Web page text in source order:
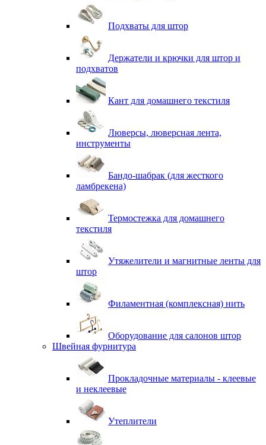
Подхваты для штор
Держатели и крючки для штор и
подхватов
Кант для домашнего текстиля
Люверсы, люверсная лента,
инструменты
Бандо-шабрак (для жесткого
ламбрекена)
Термостежка для домашнего
текстиля
Утяжелители и магнитные ленты для
штор
Филаментная (комплексная) нить
Оборудование для салонов штор
Швейная фурнитура
Прокладочные материалы - клеевые
и неклеевые
Утеплители